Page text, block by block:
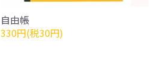
自由帳
330円(税30円)